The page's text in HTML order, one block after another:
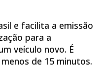
e facilita a emissão
para a
veículo novo. É
de 15 minutos.